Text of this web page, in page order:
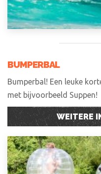
BUMPERBAL
Bumperbal! Een leuke
met bijvoorbeeld Suppen!
WEITERE